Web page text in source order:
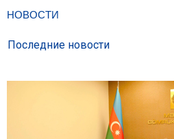
НОВОСТИ
Последние новости